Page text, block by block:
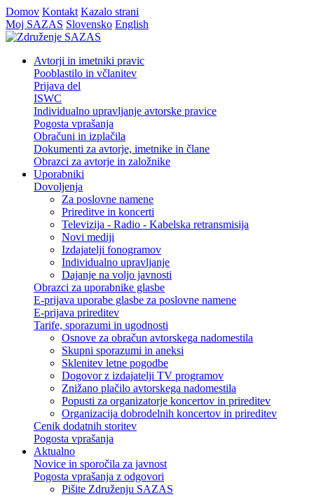
Domov Kontakt Kazalo strani
Moj SAZAS Slovensko English
Avtorji in imetniki pravic
Pooblastilo in včlanitev
Prijava del
ISWC
Individualno upravljanje avtorske pravice
Pogosta vprašanja
Obračuni in izplačila
Dokumenti za avtorje, imetnike in člane
Obrazci za avtorje in založnike
Uporabniki
Dovoljenja
Za poslovne namene
Prireditve in koncerti
Televizija - Radio - Kabelska retransmisija
Novi mediji
Izdajatelji fonogramov
Individualno upravljanje
Dajanje na voljo javnosti
Obrazci za uporabnike glasbe
E-prijava uporabe glasbe za poslovne namene
E-prijava prireditev
Tarife, sporazumi in ugodnosti
Osnove za obračun avtorskega nadomestila
Skupni sporazumi in aneksi
Sklenitev letne pogodbe
Dogovor z izdajatelji TV programov
Znižano plačilo avtorskega nadomestila
Popusti za organizatorje koncertov in prireditev
Organizacija dobrodelnih koncertov in prireditev
Cenik dodatnih storitev
Pogosta vprašanja
Aktualno
Novice in sporočila za javnost
Pogosta vprašanja z odgovori
Pišite Združenju SAZAS